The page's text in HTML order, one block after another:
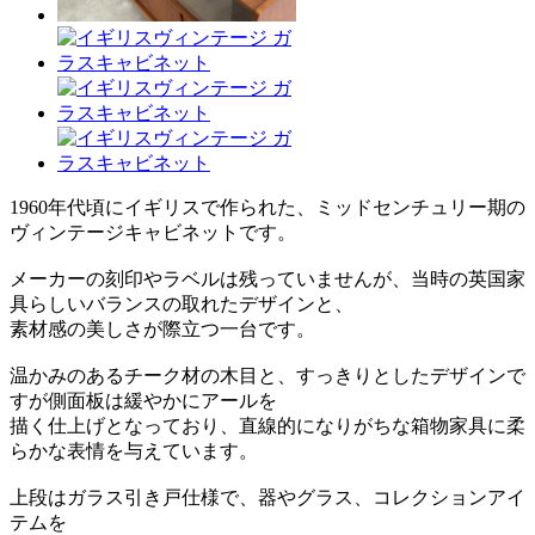
1960年代頃にイギリスで作られた、ミッドセンチュリー期の
ヴィンテージキャビネットです。
メーカーの刻印やラベルは残っていませんが、当時の英国家
具らしいバランスの取れたデザインと、
素材感の美しさが際立つ一台です。
温かみのあるチーク材の木目と、すっきりとしたデザインで
すが側面板は緩やかにアールを
描く仕上げとなっており、直線的になりがちな箱物家具に柔
らかな表情を与えています。
上段はガラス引き戸仕様で、器やグラス、コレクションアイ
テムを